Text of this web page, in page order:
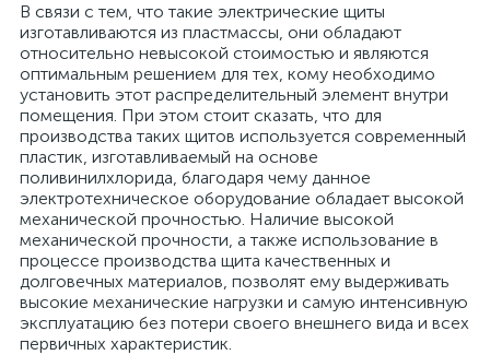
В связи с тем, что такие электрические щиты
изготавливаются из пластмассы, они обладают
относительно невысокой стоимостью и являются
оптимальным решением для тех, кому необходимо
установить этот распределительный элемент внутри
помещения. При этом стоит сказать, что для
производства таких щитов используется современный
пластик, изготавливаемый на основе
поливинилхлорида, благодаря чему данное
электротехническое оборудование обладает высокой
механической прочностью. Наличие высокой
механической прочности, а также использование в
процессе производства щита качественных и
долговечных материалов, позволят ему выдерживать
высокие механические нагрузки и самую интенсивную
эксплуатацию без потери своего внешнего вида и всех
первичных характеристик.